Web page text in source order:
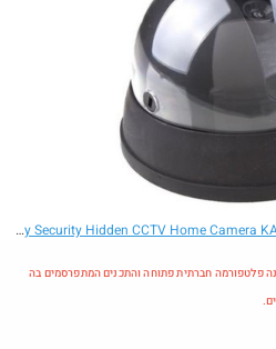
חדש בכוורת
- Fake Dome Dummy Security Hidden CCTV Home
פלטפורמה חברתית פתוחה והתכנים המתפרסמים בה